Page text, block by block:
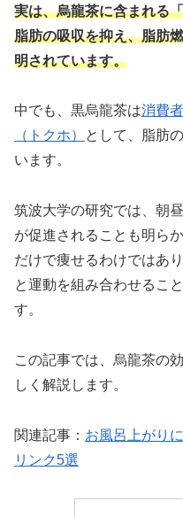
実は、烏龍茶に含まれる
脂肪の吸収を抑え、脂肪
明されています。
中でも、黒烏龍茶は消費
（トクホ）
として、脂肪
います。
筑波大学の研究では、朝
が促進されることも明ら
だけで痩せるわけではあ
と運動を組み合わせるこ
す。
この記事では、烏龍茶の
しく解説します。
関連記事： お風呂上がり
リンク5選